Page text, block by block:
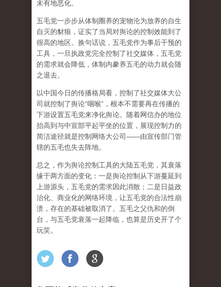
未有地恶化。
五毛党一步步从体制圈养的宠物沦为放养的自生
自灭的豺狼，证实了当局对舆论的控制效能到了
很高的地区。换句话说，五毛党作为事后干预的
工具，一旦执政党完全控制了社交媒体，五毛党
的需求就会降低，体制内豢养五毛的动力就会随
之退去。
以中国今日的传播格局看，控制了社交媒体大公
司就控制了舆论“咽喉”，根本不需要再在传播的
下游设置五毛党来净化舆论。随着网信办的地位
抬高到与中宣部平起平坐的位置，展现控制力的
简洁途径就是控制网络大公司——由宣传部门管
辖的五毛也失去阵地。
总之，作为舆论控制工具的大陆五毛党，其衰落
缘于两方面的变化：一是舆论控制从下游蔓延到
上游源头，五毛党的需求因此消散；二是日益政
治化、商业化的网络环境，让五毛党的合法性崩
溃，存在的基础被取消了。五毛之父仇和的倒
台，与五毛党衰落一起降临，也算是历史开了个
玩笑。